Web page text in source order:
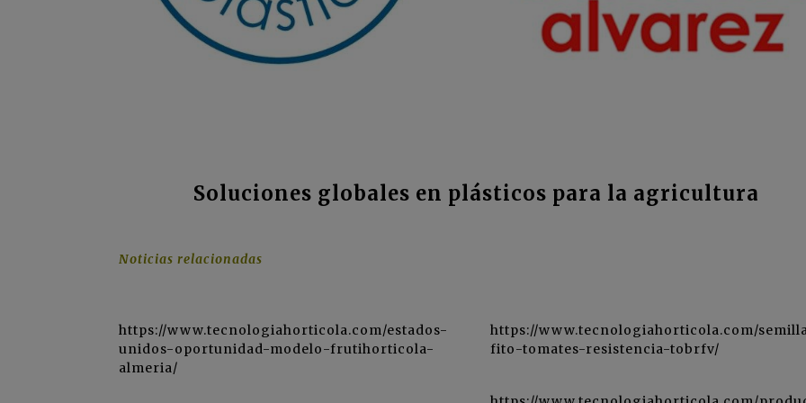
Soluciones globales en plásticos para la agricultura
Noticias relacionadas
https://www.tecnologiahorticola.com/estados-
unidos-oportunidad-modelo-frutihorticola-
almeria/
https://www.tecnologiahorticola.com/
fito-tomates-resistencia-tobrfv/